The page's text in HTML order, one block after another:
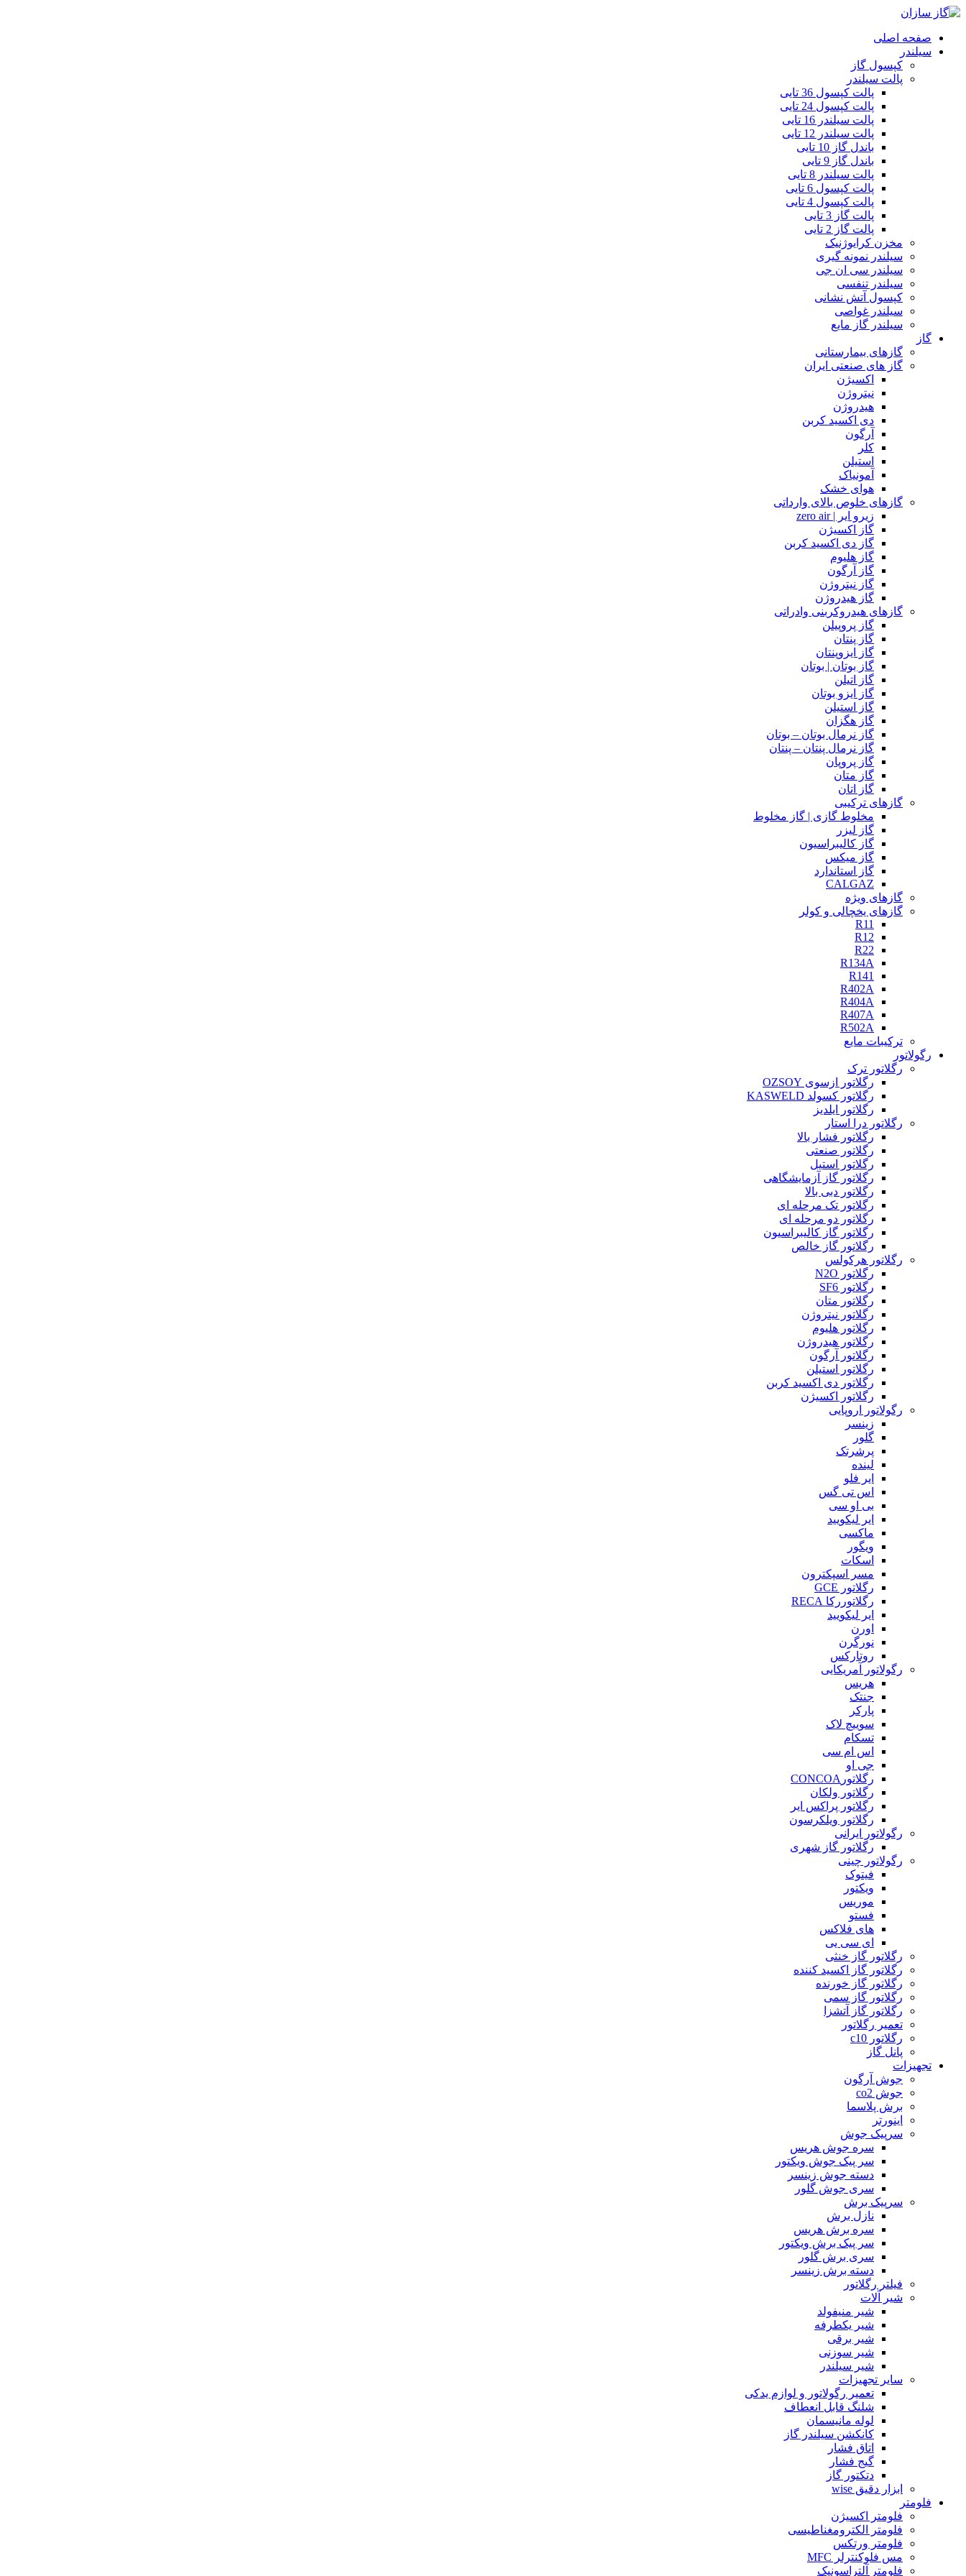
صفحه اصلی
سیلندر
کپسول گاز
پالت سیلندر
پالت کپسول 36 تایی
پالت کپسول 24 تایی
پالت سیلندر 16 تایی
پالت سیلندر 12 تایی
باندل گاز 10 تایی
باندل گاز 9 تایی
پالت سیلندر 8 تایی
پالت کپسول 6 تایی
پالت کپسول 4 تایی
پالت گاز 3 تایی
پالت گاز 2 تایی
مخزن کرایوژنیک
سیلندر نمونه گیری
سیلندر سی ان جی
سیلندر تنفسی
کپسول آتش نشانی
سیلندر غواصی
سیلندر گاز مایع
گاز
گازهای بیمارستانی
گاز های صنعتی ایران
اکسیژن
نیتروژن
هیدروژن
دی اکسید کربن
آرگون
کلر
استیلن
آمونیاک
هوای خشک
گازهای خلوص بالای وارداتی
زیرو ایر | zero air
گاز اکسیژن
گاز دی اکسید کربن
گاز هلیوم
گاز آرگون
گاز نیتروژن
گاز هیدروژن
گازهای هیدروکربنی وادراتی
گاز پروپیلن
گاز پنتان
گاز ایزوپنتان
گاز بوتان | بوتان
گاز اتیلن
گاز ایزو بوتان
گاز استیلن
گاز هگزان
گاز نرمال بوتان – بوتان
گاز نرمال پنتان – پنتان
گاز پروپان
گاز متان
گاز اتان
گازهای ترکیبی
مخلوط گازی | گاز مخلوط
گاز لیزر
گاز کالیبراسیون
گاز میکس
گاز استاندارد
CALGAZ
گازهای ویژه
گازهای یخچالی و کولر
R11
R12
R22
R134A
R141
R402A
R404A
R407A
R502A
ترکیبات مایع
رگولاتور
رگلاتور ترک
رگلاتور ازسوی OZSOY
رگلاتور کسولد KASWELD
رگلاتور ایلدیز
رگلاتور درا استار
رگلاتور فشار بالا
رگلاتور صنعتی
رگلاتور استیل
رگلاتور گاز آزمایشگاهی
رگلاتور دبی بالا
رگلاتور تک مرحله ای
رگلاتور دو مرحله ای
رگلاتور گاز کالیبراسیون
رگلاتور گاز خالص
رگلاتور هرکولس
رگلاتور N2O
رگلاتور SF6
رگلاتور متان
رگلاتور نیتروژن
رگلاتور هلیوم
رگلاتور هیدروژن
رگلاتور آرگون
رگلاتور استیلن
رگلاتور دی اکسید کربن
رگلاتور اکسیژن
رگولاتور اروپایی
زینسر
گلور
پرشرتک
لینده
ایر فلو
اس تی گس
بی او سی
ایر لیکویید
ماکسی
ویگور
اسکات
مسر اسپکترون
رگلاتور GCE
رگلاتوررکا RECA
ایر لیکویید
اورن
نورگرن
روتارکس
رگولاتور آمریکایی
هریس
جنتک
پارکر
سوییچ لاک
تسکام
اس ام سی
جی او
رگلاتورCONCOA
رگلاتور ولکان
رگلاتور پراکس ایر
رگلاتور ویلکرسون
رگولاتور ایرانی
رگلاتور گاز شهری
رگولاتور چینی
فیتوک
ویکتور
موریس
فستو
های فلاکس
ای سی یی
رگلاتور گاز خنثی
رگلاتور گاز اکسید کننده
رگلاتور گاز خورنده
رگلاتور گاز سمی
رگلاتور گاز آتشزا
تعمیر رگلاتور
رگلاتور c10
پانل گاز
تجهیزات
جوش آرگون
جوش co2
برش پلاسما
اینورتر
سرپیک جوش
سره جوش هریس
سر پیک جوش ویکتور
دسته جوش زینسر
سری جوش گلور
سرپیک برش
نازل برش
سره برش هریس
سر پیک برش ویکتور
سری برش گلور
دسته برش زینسر
فیلتر رگلاتور
شیر آلات
شیر منیفولد
شیر یکطرفه
شیر برقی
شیر سوزنی
شیر سیلندر
سایر تجهیزات
تعمیر رگولاتور و لوازم یدکی
شلنگ قابل انعطاف
لوله مانیسمان
کانکشن سیلندر گاز
اتاق فشار
گیج فشار
دتکتور گاز
ابزار دقیق wise
فلومتر
فلومتر اکسیژن
فلومتر الکترومغناطیسی
فلومتر ورتکس
مس فلوکنترلر MFC
فلومتر آلتراسونیک